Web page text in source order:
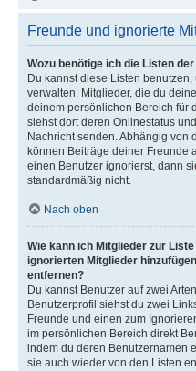
Freunde und ignorierte
Wozu benötige ich die Listen
Du kannst diese Listen
verwalten. Mitglieder, die du
deinem persönlichen Bereich für
siehst dort deren Onlinestatus
Nachricht senden. Abhängig von
können Beiträge deiner Freunde
einen Benutzer ignorierst, dann
standardmäßig nicht.
Nach oben
Wie kann ich Mitglieder zur
ignorierten Mitglieder
entfernen?
Du kannst Benutzer auf zwei
Benutzerprofil siehst du zwei
Freunde und einen zum
im persönlichen Bereich direkt
indem du deren Benutzernamen
sie auch wieder von den Listen